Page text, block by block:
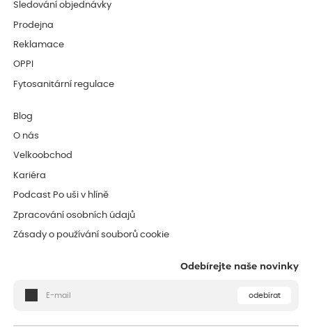
Sledování objednávky
Prodejna
Reklamace
OPPI
Fytosanitární regulace
Blog
O nás
Velkoobchod
Kariéra
Podcast Po uši v hlíně
Zpracování osobních údajů
Zásady o používání souborů cookie
Odebírejte naše novinky
odebírat